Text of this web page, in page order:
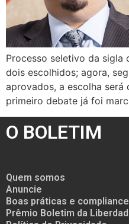
Processo seletivo da sigla
dois escolhidos; agora,
aprovados, a escolha será
primeiro debate já foi
O BOLETIM
Quem somos
Anuncie
Boas práticas e compliance
Prêmio Boletim da